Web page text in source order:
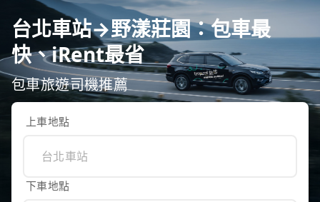
台北車站→野漾莊園：包車最
快、iRent最省
包車旅遊司機推薦
上車地點
下車地點